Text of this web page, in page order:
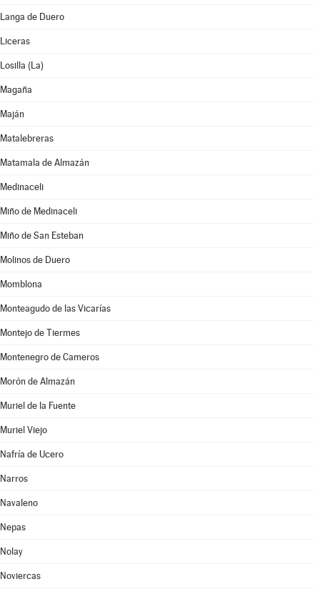
Langa de Duero
Liceras
Losilla (La)
Magaña
Maján
Matalebreras
Matamala de Almazán
Medinaceli
Miño de Medinaceli
Miño de San Esteban
Molinos de Duero
Momblona
Monteagudo de las Vicarías
Montejo de Tiermes
Montenegro de Cameros
Morón de Almazán
Muriel de la Fuente
Muriel Viejo
Nafría de Ucero
Narros
Navaleno
Nepas
Nolay
Noviercas